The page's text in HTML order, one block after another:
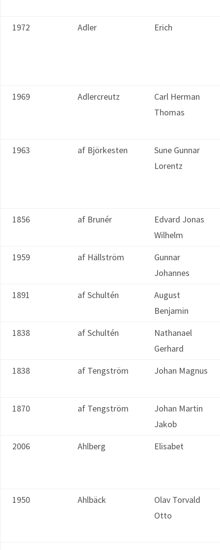
1972 Adler Erich
1969 Adlercreutz
Carl Herman
Thomas
1963 af Björkesten
Sune Gunnar
Lorentz
1856 af Brunér
Edvard Jonas
Wilhelm
1959
af Hällström
Gunnar
Johannes
1891
af Schultén
August
Benjamin
1838
af Schultén
Nathanael
Gerhard
1838
af Tengström Johan Magnus
1870 af Tengström
Johan Martin
Jakob
2006
Ahlberg Elisabet
1950 Ahlbäck
Olav Torvald
Otto